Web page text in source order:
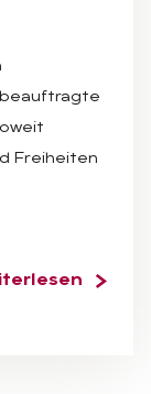
Freiheiten